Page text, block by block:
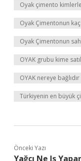
Oyak çimento
Oyak Çimentonun kaç
Oyak Çimentonun
OYAK grubu kime
OYAK nereye bağlıdır
Türkiyenin en büyük
Önceki Yazı
Yağcı Ne Iş Yapar